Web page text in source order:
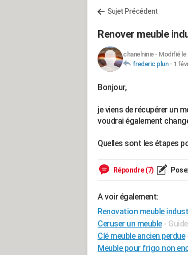
Sujet Précédent
Renover meuble
chanelninie- Modifié le
frederic plun- 1
Bonjour,
je viens de récupérer un
voudrai également
Quelles sont les étapes
Répondre (7)
A voir également:
Renovation meuble
Ceruser un meuble - Guide
Clé meuble ancien perdue
Meuble pour frigo non